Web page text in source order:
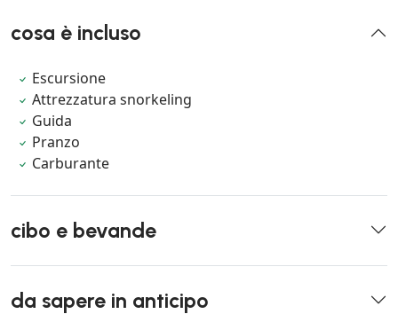
cosa è incluso
Escursione
Attrezzatura snorkeling
Guida
Pranzo
Carburante
cibo e bevande
da sapere in anticipo